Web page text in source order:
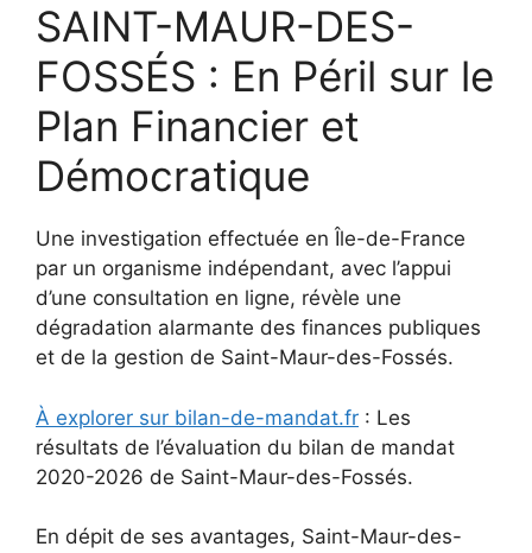
SAINT-MAUR-DES-
FOSSÉS : En Péril sur le
Plan Financier et
Démocratique
Une investigation effectuée en Île-de-France
par un organisme indépendant, avec l’appui
d’une consultation en ligne, révèle une
dégradation alarmante des finances publiques
et de la gestion de Saint-Maur-des-Fossés.
À explorer sur bilan-de-mandat.fr : Les
résultats de l’évaluation du bilan de mandat
2020-2026 de Saint-Maur-des-Fossés.
En dépit de ses avantages, Saint-Maur-des-